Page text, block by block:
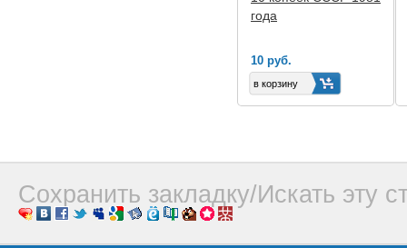
года
10 руб.
Сохранить закладку/Искать эту